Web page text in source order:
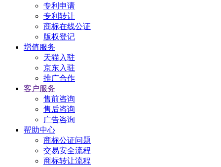
专利申请
专利转让
商标在线公证
版权登记
增值服务
天猫入驻
京东入驻
推广合作
客户服务
售前咨询
售后咨询
广告咨询
帮助中心
商标公证问题
交易安全流程
商标转让流程